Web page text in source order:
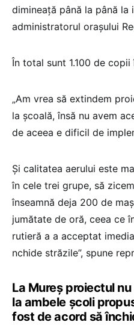
dimineață până la până la
administratorul orașului
În total sunt 1.100 de copii
„Am vrea să extindem
la școală, însă nu avem
de aceea e dificil de
Și calitatea aerului este
în cele trei grupe, să
înseamnă deja 200 de
jumătate de oră, ceea ce
rutieră a a acceptat
nchide străzile”, spune
La Mureș proiectul
la ambele școli
fost de acord să